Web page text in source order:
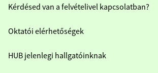
Kérdésed van a felvételivel kapcsolatban?
Oktatói elérhetőségek
HUB jelenlegi hallgatóinknak